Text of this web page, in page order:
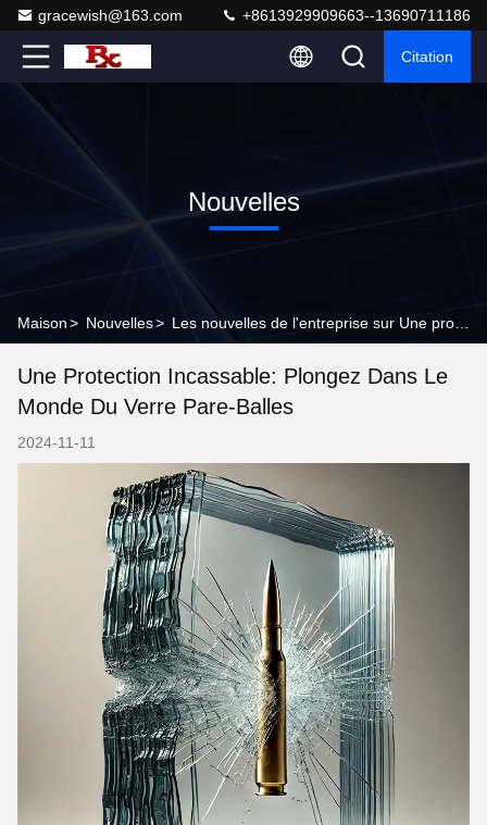
gracewish@163.com +8613929909663--13690711186
Citation
Nouvelles
Maison> Nouvelles>
Une Protection Incassable: Plongez Dans Le
Monde Du Verre Pare-Balles
2024-11-11